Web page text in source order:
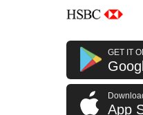
GET IT
App